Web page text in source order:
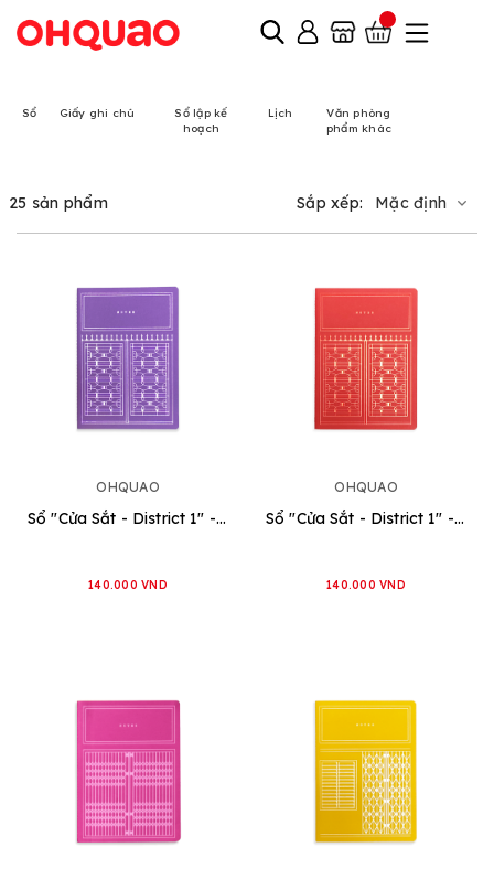
Sổ Giấy ghi chú
Sổ lập kế
hoạch
Lịch
Văn phòng
phẩm khác
25 sản phẩm Sắp xếp: Mặc định
OHQUAO
Sổ "Cửa Sắt - District 1" - Tím
140.000 VND
OHQUAO
Sổ "Cửa Sắt - District 1" - Đỏ
140.000 VND